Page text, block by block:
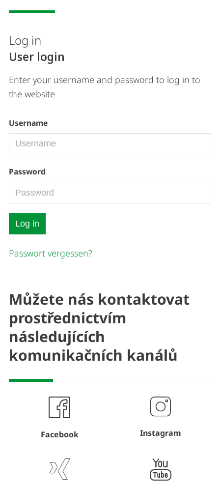
User login
Enter your username and password to log in to
the website
Log in
Username
Password
Passwort vergessen?
Můžete nás kontaktovat
prostřednictvím
následujících
komunikačních kanálů
Facebook Instagram